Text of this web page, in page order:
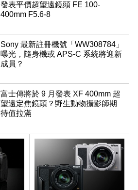
發表平價超望遠鏡頭 FE 100-
400mm F5.6-8
Sony 最新註冊機號「WW308784」
曝光，隨身機或 APS-C 系統將迎新
成員？
富士傳將於 9 月發表 XF 400mm 超
望遠定焦鏡頭？野生動物攝影師期
待值拉滿